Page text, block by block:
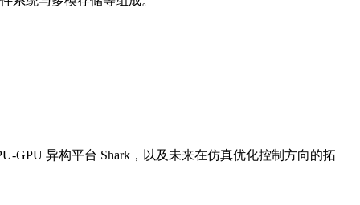
GPU 异构平台 Shark，以及未来在仿真优化控制方向的拓